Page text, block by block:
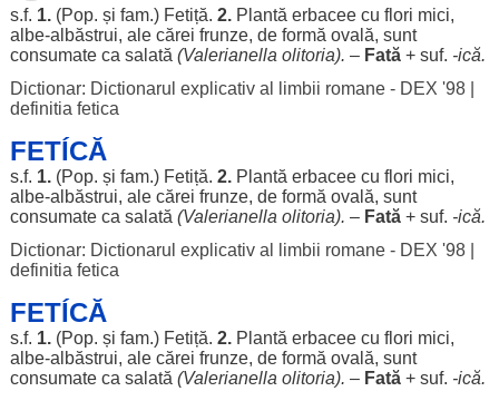
s.f. 1.(Pop. și fam.) Fetiță. 2. Plantă erbaceecu flori mici,
albe-albăstrui, ale cărei frunze, de formă ovală, sunt
consumateca salată (Valerianella olitoria). – Fată+ suf. -ică.
Dictionar: Dictionarul explicativ al limbii romane - DEX '98|
definitia fetica
FETÍCĂ
s.f. 1.(Pop. și fam.) Fetiță. 2. Plantă erbaceecu flori mici,
albe-albăstrui, ale cărei frunze, de formă ovală, sunt
consumateca salată (Valerianella olitoria). – Fată+ suf. -ică.
Dictionar: Dictionarul explicativ al limbii romane - DEX '98|
definitia fetica
FETÍCĂ
s.f. 1.(Pop. și fam.) Fetiță. 2. Plantă erbaceecu flori mici,
albe-albăstrui, ale cărei frunze, de formă ovală, sunt
consumateca salată (Valerianella olitoria). – Fată+ suf. -ică.